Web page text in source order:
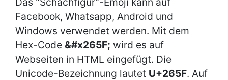
Facebook, Whatsapp, Android und
Windows verwendet werden. Mit dem
Hex-Code &#x265F; wird es auf
Webseiten in HTML eingefügt. Die
Unicode-Bezeichnung lautet U+265F. Auf